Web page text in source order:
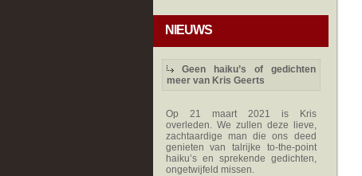
NIEUWS
Geen haiku’s of gedichten
meer van Kris Geerts
Op 21 maart 2021 is Kris
overleden. We zullen deze lieve,
zachtaardige man die ons deed
genieten van talrijke to-the-point
haiku’s en sprekende gedichten,
ongetwijfeld missen.